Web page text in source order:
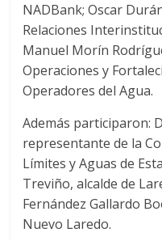
NADBank; Oscar
Relaciones
Manuel Morín
Operaciones y
Operadores del Agua.
Además participaron:
representante de la
Límites y Aguas de
Treviño, alcalde de
Fernández Gallardo
Nuevo Laredo.